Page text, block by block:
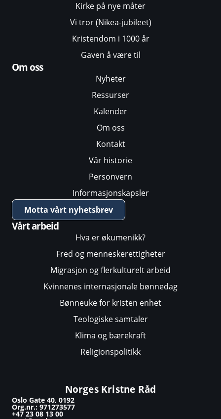
Kirke på nye måter
Vi tror (Nikea-jubileet)
Kristendom i 1000 år
Gaven å være til
Om oss
Nyheter
Ressurser
Kalender
Om oss
Kontakt
Vår historie
Personvern
Informasjonskapsler
Motta vårt nyhetsbrev
Vårt arbeid
Hva er økumenikk?
Fred og menneskerettigheter
Migrasjon og flerkulturelt arbeid
Kvinnenes internasjonale bønnedag
Bønneuke for kristen enhet
Teologiske samtaler
Klima og bærekraft
Religionspolitikk
Norges Kristne Råd
Oslo Gate 40, 0192
Org.nr.: 971273577
+47 23 08 13 00